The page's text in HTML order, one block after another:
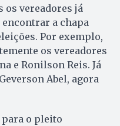
os vereadores já
a chapa
Por exemplo,
os vereadores
e Ronilson Reis. Já
Abel, agora
para o pleito